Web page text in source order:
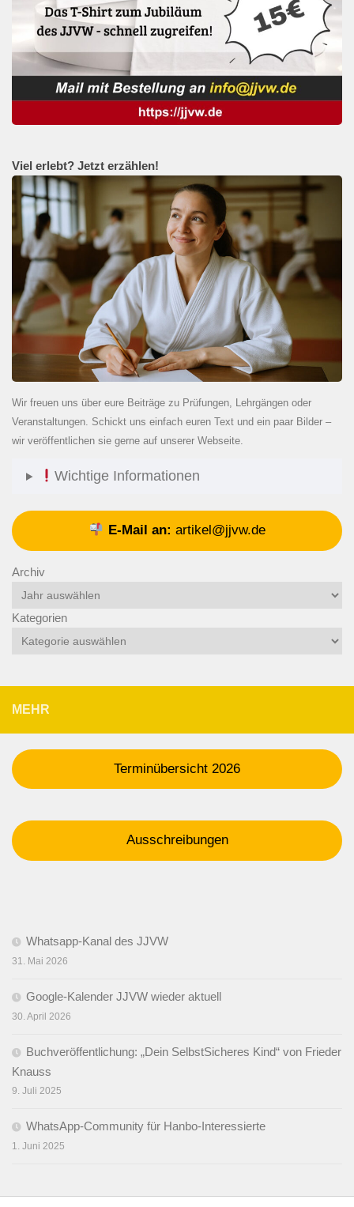
Viel erlebt? Jetzt erzählen!
Wir freuen uns über eure Beiträge zu Prüfungen, Lehrgängen oder
Veranstaltungen. Schickt uns einfach euren Text und ein paar Bilder –
wir veröffentlichen sie gerne auf unserer Webseite.
Wichtige Informationen
E-Mail an: artikel@jjvw.de
Archiv
Kategorien
MEHR
Terminübersicht 2026
Ausschreibungen
Whatsapp-Kanal des JJVW
31. Mai 2026
Google-Kalender JJVW wieder aktuell
30. April 2026
Buchveröffentlichung: „Dein SelbstSicheres Kind“ von Frieder
Knauss
9. Juli 2025
WhatsApp-Community für Hanbo-Interessierte
1. Juni 2025